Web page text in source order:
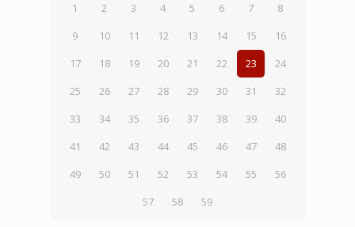
1 2 3 4 5 6 7
8
9
10 11 12 13 14 15
16
17
18 19 20 21 22 23
24
25
26 27 28 29 30 31
32
33
34 35 36 37 38 39
40
41
42 43 44 45 46 47
48
49
50 51 52 53 54 55
56
57
58 59